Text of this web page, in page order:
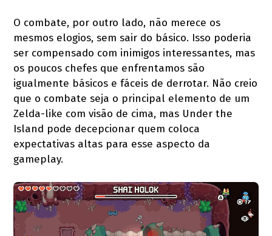
O combate, por outro lado, não merece os
mesmos elogios, sem sair do básico. Isso poderia
ser compensado com inimigos interessantes, mas
os poucos chefes que enfrentamos são
igualmente básicos e fáceis de derrotar. Não creio
que o combate seja o principal elemento de um
Zelda-like com visão de cima, mas Under the
Island pode decepcionar quem coloca
expectativas altas para esse aspecto da
gameplay.